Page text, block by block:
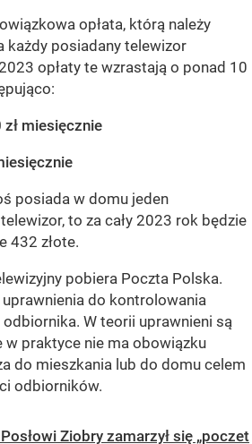
opłata, którą należy
każdy posiadany telewizor
opłaty te wzrastają o ponad 10
miesięcznie
posiada w domu jeden
to za cały 2023 rok będzie
432 złote.
pobiera Poczta Polska.
do kontrolowania
W teorii uprawnieni są
w praktyce nie ma obowiązku
do mieszkania lub do domu celem
odbiorników.
Ziobry zamarzył się „poczet